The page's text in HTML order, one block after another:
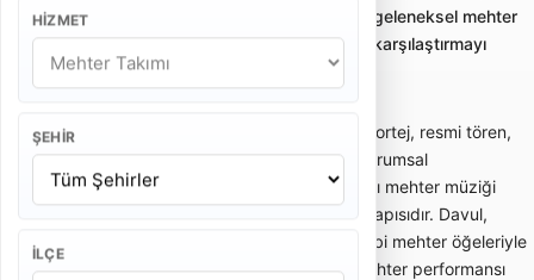
HIZMET
ŞEHIR
İLÇE
resmi tören ve kurumsal etkinliklerde geleneksel mehter
repertuarı sunan profesyonel ekipleri karşılaştırmayı
sağlar.
Mehter takımı; düğün, sünnet, açılış, kortej, resmi tören,
belediye etkinliği, okul programı ve kurumsal
organizasyonlarda geleneksel Osmanlı mehter müziği
performansı sunan profesyonel ekip yapısıdır. Davul,
zurna, zil, nakkare, boru ve sancak gibi mehter öğeleriyle
güçlü bir tören atmosferi oluşturur. Mehter performansı